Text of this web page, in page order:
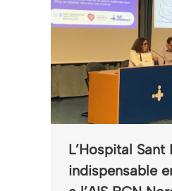
L’Hospital Sant
indispensable